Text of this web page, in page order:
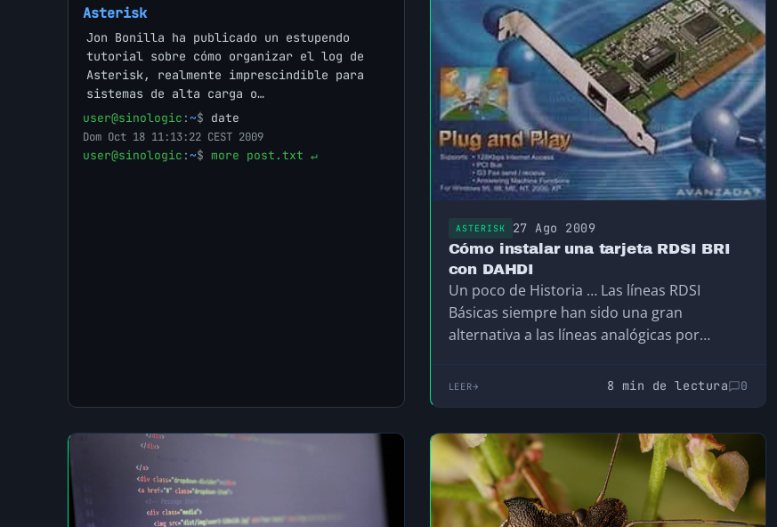
Asterisk
Jon Bonilla ha publicado un estupendo
tutorial sobre cómo organizar el log de
Asterisk, realmente imprescindible para
sistemas de alta carga o…
user@sinologic : ~$ date
Dom Oct 18 11:13:22 CEST 2009
user@sinologic : ~$ more post.txt ↵
ASTERISK 27 Ago 2009
Cómo instalar una tarjeta RDSI BRI
con DAHDI
Un poco de Historia … Las líneas RDSI
Básicas siempre han sido una gran
alternativa a las líneas analógicas por
LEER 8 min de lectura 0